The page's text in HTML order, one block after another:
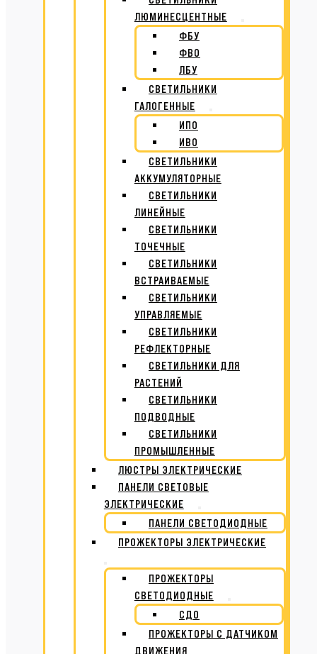
ЛЮМИНЕСЦЕНТНЫЕ
ФБУ
ФВО
ЛБУ
СВЕТИЛЬНИКИ
ГАЛОГЕННЫЕ
ИПО
ИВО
СВЕТИЛЬНИКИ
АККУМУЛЯТОРНЫЕ
СВЕТИЛЬНИКИ
ЛИНЕЙНЫЕ
СВЕТИЛЬНИКИ
ТОЧЕЧНЫЕ
СВЕТИЛЬНИКИ
ВСТРАИВАЕМЫЕ
СВЕТИЛЬНИКИ
УПРАВЛЯЕМЫЕ
СВЕТИЛЬНИКИ
РЕФЛЕКТОРНЫЕ
СВЕТИЛЬНИКИ ДЛЯ
РАСТЕНИЙ
СВЕТИЛЬНИКИ
ПОДВОДНЫЕ
СВЕТИЛЬНИКИ
ПРОМЫШЛЕННЫЕ
ЛЮСТРЫ ЭЛЕКТРИЧЕСКИЕ
ПАНЕЛИ СВЕТОВЫЕ
ЭЛЕКТРИЧЕСКИЕ
ПАНЕЛИ СВЕТОДИОДНЫЕ
ПРОЖЕКТОРЫ ЭЛЕКТРИЧЕСКИЕ
ПРОЖЕКТОРЫ
СВЕТОДИОДНЫЕ
СДО
ПРОЖЕКТОРЫ С ДАТЧИКОМ
ДВИЖЕНИЯ